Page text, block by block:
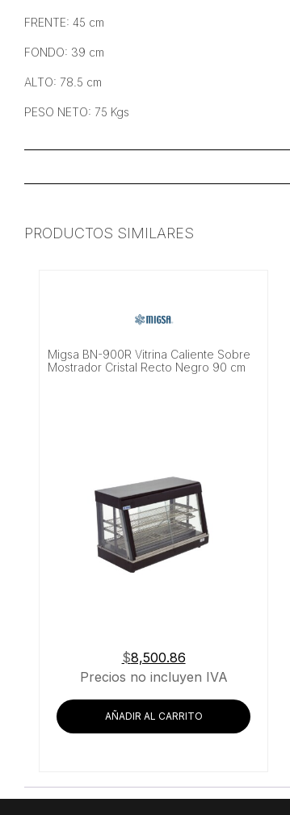
FRENTE: 45 cm
FONDO: 39 cm
ALTO: 78.5 cm
PESO NETO: 75 Kgs
PRODUCTOS SIMILARES
Migsa BN-900R Vitrina Caliente Sobre
Mostrador Cristal Recto Negro 90 cm
$8,500.86
Precios no incluyen IVA
AÑADIR AL CARRITO